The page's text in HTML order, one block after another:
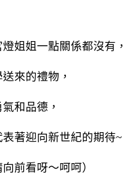
姐姐一點關係都沒有，
來的禮物，
和品德，
著迎向新世紀的期待~
前看呀～呵呵）